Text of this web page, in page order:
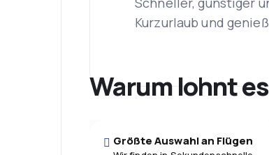
Kurzurlaub und
Warum lohnt
Größte Auswahl an Flügen